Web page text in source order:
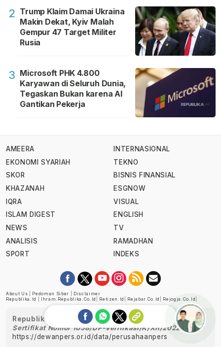
2 Trump Klaim Damai Ukraina
Makin Dekat, Kyiv Malah
Gempur 47 Target Militer
Rusia
3 Microsoft PHK 4.800
Karyawan di Seluruh Dunia,
Tegaskan Bukan karena AI
Gantikan Pekerja
AMEERA
EKONOMI SYARIAH
SKOR
KHAZANAH
IQRA
ISLAM DIGEST
NEWS
ANALISIS
SPORT
INTERNASIONAL
TEKNO
BISNIS FINANSIAL
ESGNOW
VISUAL
ENGLISH
TV
RAMADHAN
INDEKS
About Us Pedoman Siber
Disclaimer
Republika.id
Ihram.republika.co.id Retizen.id Rejabar.co.id Rejogja.co.id
Republika telah diverifikasi oleh Dewan Pers
Sertifikat Nomor 1058/DP-Verifikasi/K/XII/2022
https://dewanpers.or.id/data/perusahaanpers